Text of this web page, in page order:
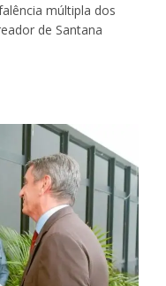
múltipla dos
de Santana